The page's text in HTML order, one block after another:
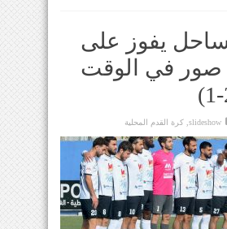
يفوز على
صور في الوقت
slideshow كرة القدم المحلية